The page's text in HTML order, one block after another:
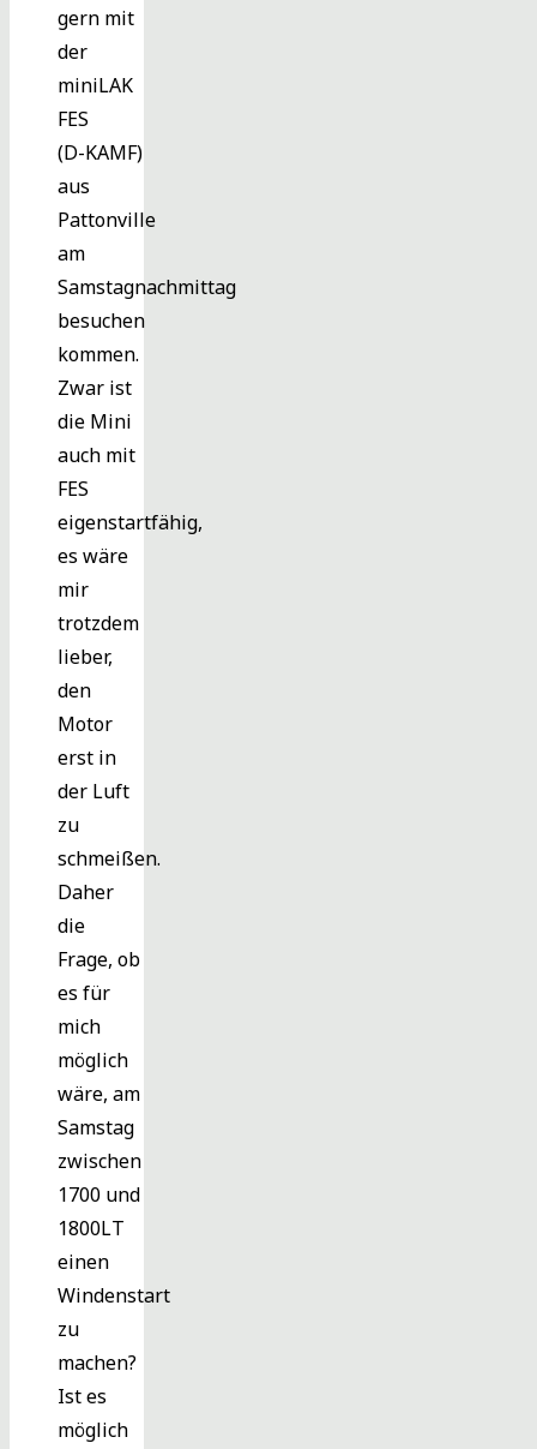
gern mit
der
miniLAK
FES
(D-KAMF)
aus
Pattonville
am
Samstagnachmittag
besuchen
kommen.
Zwar ist
die Mini
auch mit
FES
eigenstartfähig,
es wäre
mir
trotzdem
lieber,
den
Motor
erst in
der Luft
zu
schmeißen.
Daher
die
Frage, ob
es für
mich
möglich
wäre, am
Samstag
zwischen
1700 und
1800LT
einen
Windenstart
zu
machen?
Ist es
möglich